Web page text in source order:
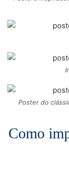
Poster do
Como